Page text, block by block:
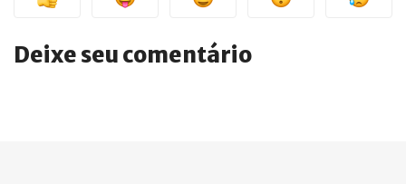
Deixe seu comentário